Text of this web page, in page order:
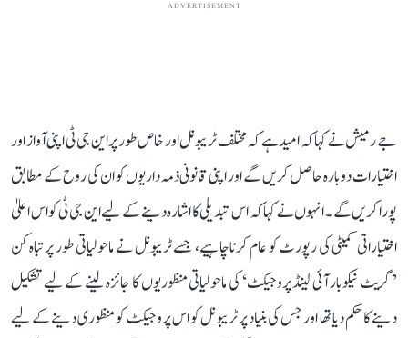
ADVERTISEMENT
جے رمیش نے کہا کہ امید ہے کہ مختلف ٹریبونل اور خاص طور پر این جی ٹی اپنی آواز اور
اختیارات دوبارہ حاصل کریں گے اور اپنی قانونی ذمہ داریوں کو ان کی روح کے مطابق
پورا کریں گے۔ انہوں نے کہا کہ اس تبدیلی کا اشارہ دینے کے لیے این جی ٹی کو اس اعلیٰ
اختیاراتی کمیٹی کی رپورٹ کو عام کرنا چاہیے، جسے ٹریبونل نے ماحولیاتی طور پر تباہ کن
’گریٹ نیکوبار آئی لینڈ پروجیکٹ‘ کی ماحولیاتی منظوریوں کا جائزہ لینے کے لیے تشکیل
دینے کا حکم دیا تھا اور جس کی بنیاد پر ٹریبونل کو اس پروجیکٹ کو منظوری دینے کے لیے